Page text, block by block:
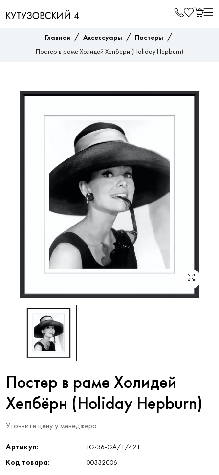
Главная / Аксессуары / Постеры /
Постер в раме Холидей Хепбёрн (Holiday Hepburn)
Постер в раме Холидей
Хепбёрн (Holiday Hepburn)
Уточните цену у менеджера
Артикул: TG-36-GA/1/421
Код товара: 00332006